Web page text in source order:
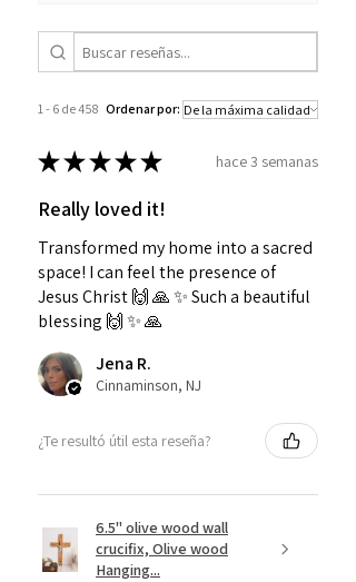
1 - 6 de 458 Ordenar por:
★★★★★ hace 3 semanas
Really loved it!
Transformed my home into a sacred
space! I can feel the presence of
Jesus Christ 🙌 🙏 ✨️ Such a beautiful
blessing 🙌 ✨️ 🙏
Jena R.
Cinnaminson, NJ
¿Te resultó útil esta reseña?
6.5" olive wood wall
crucifix, Olive wood
Hanging...